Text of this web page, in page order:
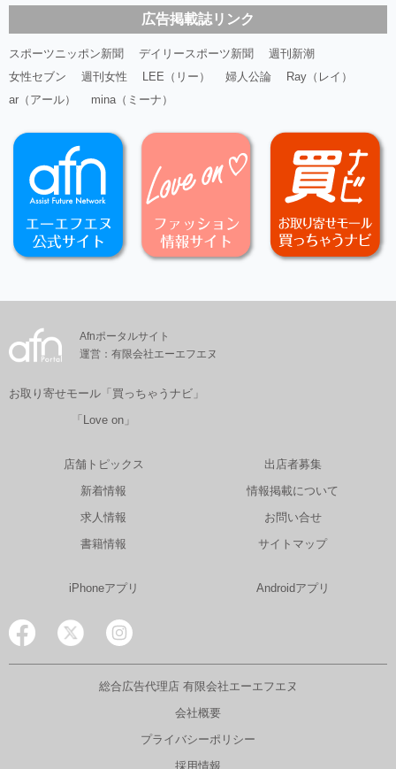
広告掲載誌リンク
スポーツニッポン新聞 デイリースポーツ新聞
週刊新潮
女性セブン
週刊女性 LEE（リー） 婦人公論
Ray（レイ）
ar（アール）
mina（ミーナ）
Afnポータルサイト
運営：有限会社エーエフエヌ
お取り寄せモール「買っちゃうナビ」
「Love on」
店舗トピックス
新着情報
求人情報
書籍情報
出店者募集
情報掲載について
お問い合せ
サイトマップ
iPhoneアプリ Androidアプリ
総合広告代理店 有限会社エーエフエヌ
会社概要
プライバシーポリシー
採用情報